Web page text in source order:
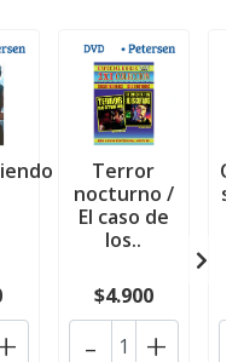
Terror
nocturno /
El caso de
los..
$4.900
+
-